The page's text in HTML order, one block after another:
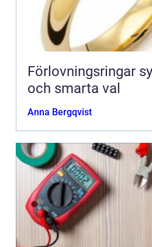
Förlovningsringar symbol, stil
och smarta val
Anna Bergqvist